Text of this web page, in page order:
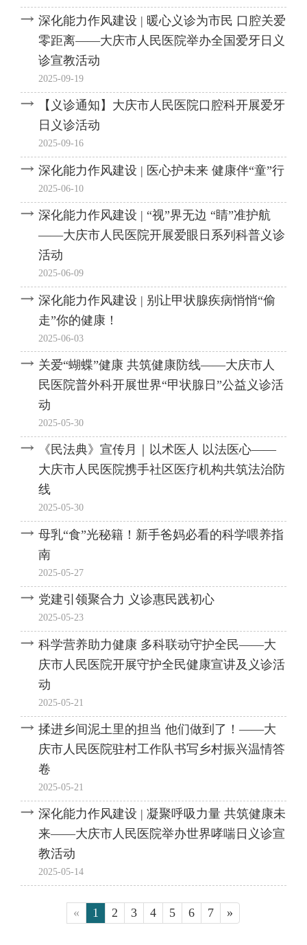
深化能力作风建设 | 暖心义诊为市民 口腔关爱
零距离——大庆市人民医院举办全国爱牙日义
诊宣教活动
2025-09-19
【义诊通知】大庆市人民医院口腔科开展爱牙
日义诊活动
2025-09-16
深化能力作风建设 | 医心护未来 健康伴“童”行
2025-06-10
深化能力作风建设 | “视”界无边 “睛”准护航
——大庆市人民医院开展爱眼日系列科普义诊
活动
2025-06-09
深化能力作风建设 | 别让甲状腺疾病悄悄“偷
走”你的健康！
2025-06-03
关爱“蝴蝶”健康 共筑健康防线——大庆市人
民医院普外科开展世界“甲状腺日”公益义诊活
动
2025-05-30
《民法典》宣传月｜以术医人 以法医心——
大庆市人民医院携手社区医疗机构共筑法治防
线
2025-05-30
母乳“食”光秘籍！新手爸妈必看的科学喂养指
南
2025-05-27
党建引领聚合力 义诊惠民践初心
2025-05-23
科学营养助力健康 多科联动守护全民——大
庆市人民医院开展守护全民健康宣讲及义诊活
动
2025-05-21
揉进乡间泥土里的担当 他们做到了！——大
庆市人民医院驻村工作队书写乡村振兴温情答
卷
2025-05-21
深化能力作风建设 | 凝聚呼吸力量 共筑健康未
来——大庆市人民医院举办世界哮喘日义诊宣
教活动
2025-05-14
« 1 2 3 4 5 6 7 »